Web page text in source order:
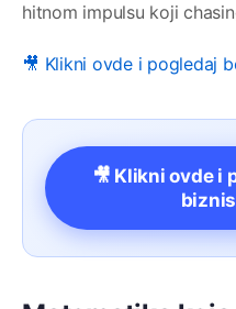
hitnom impulsu koji
🎥 Klikni ovde i pogledaj
🎥 Klikni ovde i